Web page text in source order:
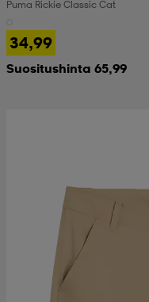
Puma Rickie Classic Cat
34,99
Suositushinta 65,99